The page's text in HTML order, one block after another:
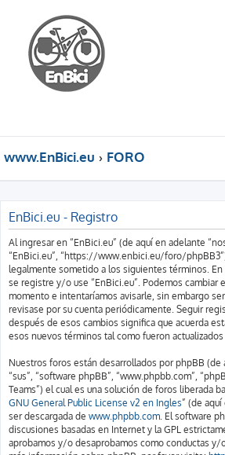
www.EnBici.eu FORO
EnBici.eu - Registro
Al ingresar en “EnBici.eu” (de aquí en adelante
“EnBici.eu”, “https://www.enbici.eu/foro/
legalmente sometido a los siguientes términos.
se registre y/o use “EnBici.eu”. Podemos cambiar
momento e intentaríamos avisarle, sin embargo
revisase por su cuenta periódicamente. Seguir
después de esos cambios significa que acuerda
esos nuevos términos tal como fueron
Nuestros foros están desarrollados por phpBB (de
“sus”, “software phpBB”, “www.phpbb.com”,
Teams”) el cual es una solución de foros liberada
GNU General Public License v2 en Ingles” (de aquí
ser descargada de www.phpbb.com. El software
discusiones basadas en Internet y la GPL
aprobamos y/o desaprobamos como conductas